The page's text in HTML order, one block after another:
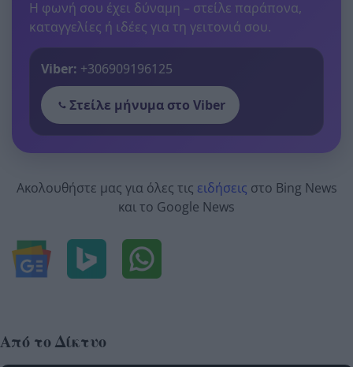
Η φωνή σου έχει δύναμη – στείλε παράπονα,
καταγγελίες ή ιδέες για τη γειτονιά σου.
Viber: +306909196125
Στείλε μήνυμα στο Viber
Ακολουθήστε μας για όλες τις ειδήσεις στο Bing News
και το Google News
Από το Δίκτυο